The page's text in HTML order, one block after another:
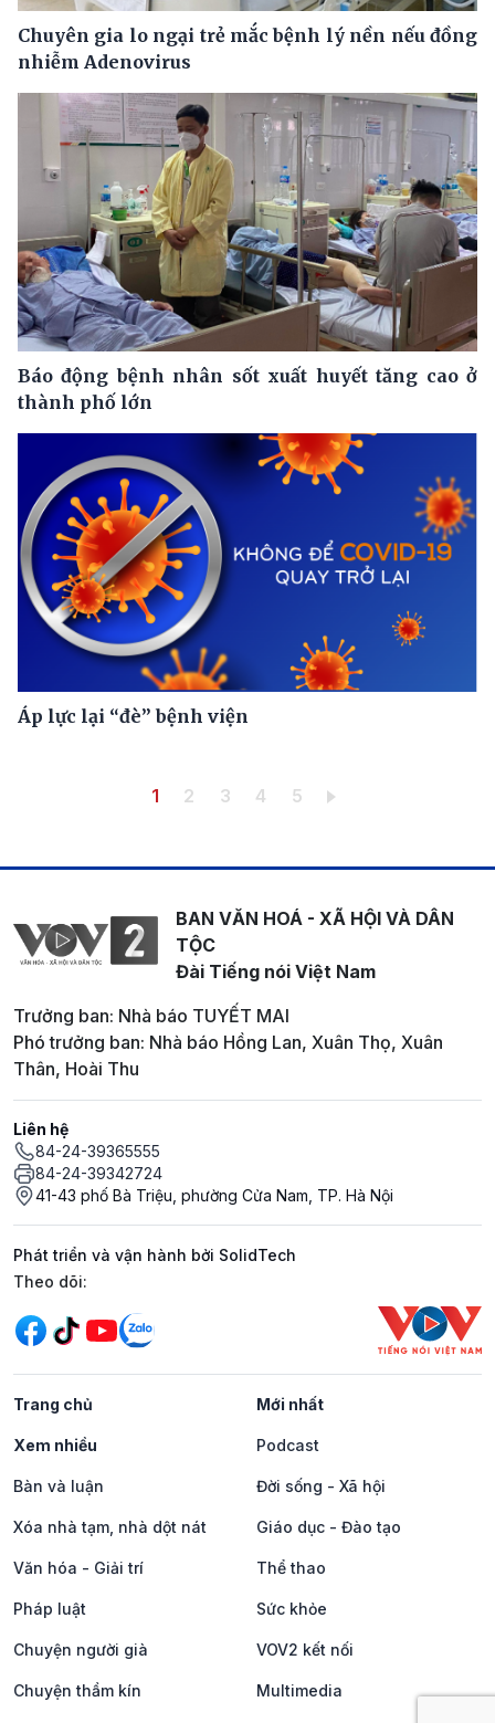
Chuyên gia lo ngại trẻ mắc bệnh lý nền nếu đồng
nhiễm Adenovirus
Báo động bệnh nhân sốt xuất huyết tăng cao ở
thành phố lớn
Áp lực lại “đè” bệnh viện
Trang hiện thời
1 Trang
2 Trang
3 Trang
4 Trang
5
BAN VĂN HOÁ - XÃ HỘI VÀ DÂN
TỘC
Đài Tiếng nói Việt Nam
Trưởng ban: Nhà báo TUYẾT MAI
Phó trưởng ban: Nhà báo Hồng Lan, Xuân Thọ, Xuân
Thân, Hoài Thu
Liên hệ
84-24-39365555
84-24-39342724
41-43 phố Bà Triệu, phường Cửa Nam, TP. Hà Nội
Phát triển và vận hành bởi SolidTech
Mạng xã hội
Theo dõi:
Trang chủ Mới nhất
Xem nhiều Podcast
Bàn và luận Đời sống - Xã hội
Xóa nhà tạm, nhà dột nát Giáo dục - Đào tạo
Văn hóa - Giải trí Thể thao
Pháp luật Sức khỏe
Chuyện người già VOV2 kết nối
Chuyện thầm kín Multimedia